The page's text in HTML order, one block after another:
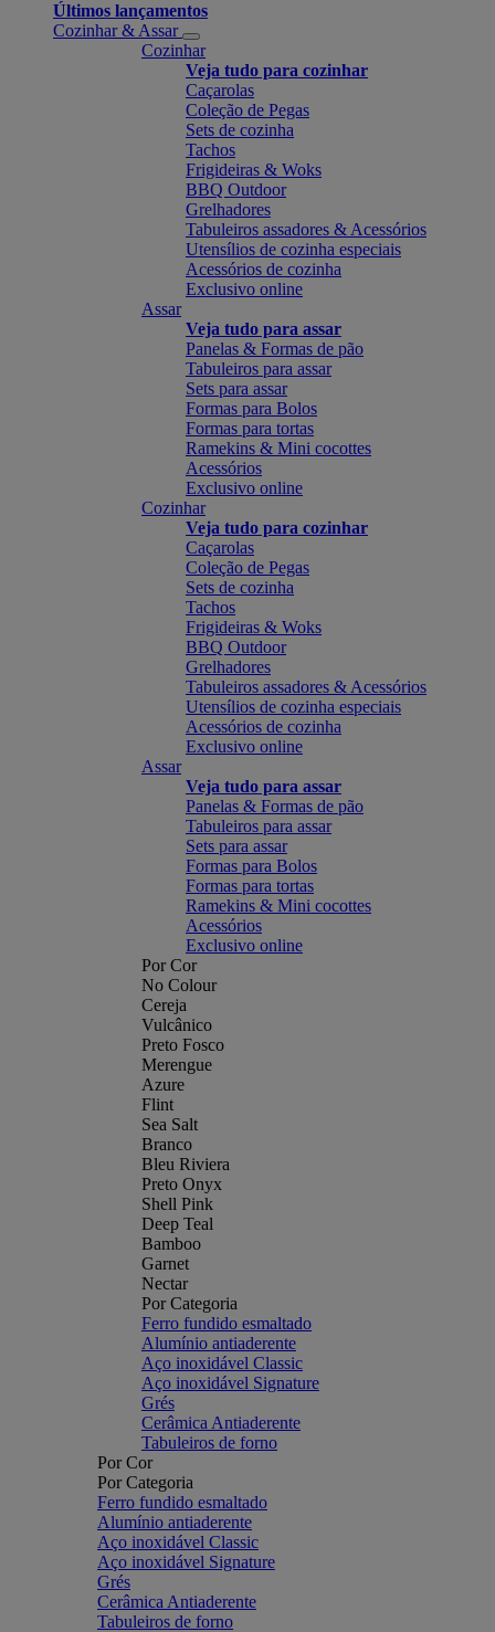
Últimos lançamentos
Cozinhar & Assar
Cozinhar
Veja tudo para cozinhar
Caçarolas
Coleção de Pegas
Sets de cozinha
Tachos
Frigideiras & Woks
BBQ Outdoor
Grelhadores
Tabuleiros assadores & Acessórios
Utensílios de cozinha especiais
Acessórios de cozinha
Exclusivo online
Assar
Veja tudo para assar
Panelas & Formas de pão
Tabuleiros para assar
Sets para assar
Formas para Bolos
Formas para tortas
Ramekins & Mini cocottes
Acessórios
Exclusivo online
Cozinhar
Veja tudo para cozinhar
Caçarolas
Coleção de Pegas
Sets de cozinha
Tachos
Frigideiras & Woks
BBQ Outdoor
Grelhadores
Tabuleiros assadores & Acessórios
Utensílios de cozinha especiais
Acessórios de cozinha
Exclusivo online
Assar
Veja tudo para assar
Panelas & Formas de pão
Tabuleiros para assar
Sets para assar
Formas para Bolos
Formas para tortas
Ramekins & Mini cocottes
Acessórios
Exclusivo online
Por Cor
No Colour
Cereja
Vulcânico
Preto Fosco
Merengue
Azure
Flint
Sea Salt
Branco
Bleu Riviera
Preto Onyx
Shell Pink
Deep Teal
Bamboo
Garnet
Nectar
Por Categoria
Ferro fundido esmaltado
Alumínio antiaderente
Aço inoxidável Classic
Aço inoxidável Signature
Grés
Cerâmica Antiaderente
Tabuleiros de forno
Por Cor
Por Categoria
Ferro fundido esmaltado
Alumínio antiaderente
Aço inoxidável Classic
Aço inoxidável Signature
Grés
Cerâmica Antiaderente
Tabuleiros de forno